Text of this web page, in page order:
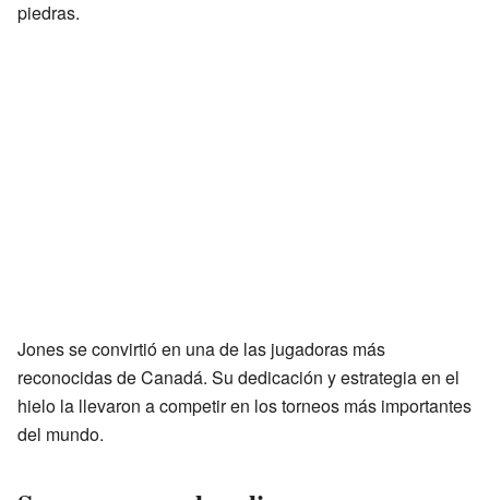
piedras.
Jones se convirtió en una de las jugadoras más
reconocidas de Canadá. Su dedicación y estrategia en el
hielo la llevaron a competir en los torneos más importantes
del mundo.